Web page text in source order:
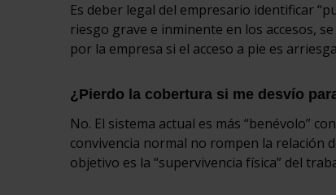
Es deber legal del empresario identificar
riesgo grave e inminente en los accesos,
por la empresa si el acceso a pie es
¿Pierdo la cobertura si me desvío
No. El sistema actual es más “benévolo”
convivencia normal no rompen la relación
objetivo es la “supervivencia física” del